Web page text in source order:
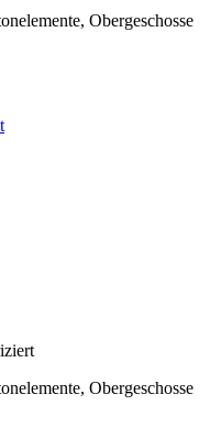
Obergeschosse
Obergeschosse